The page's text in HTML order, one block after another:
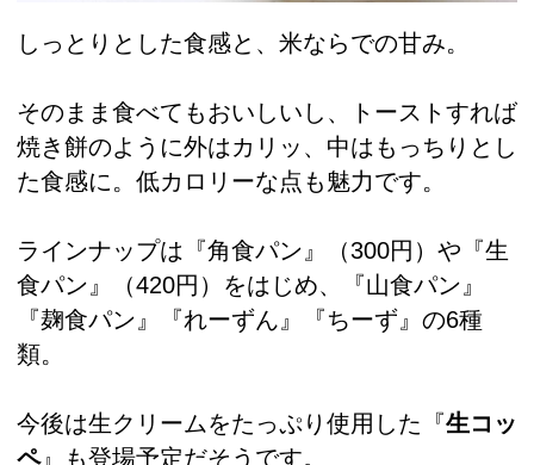
しっとりとした食感と、米ならでの甘み。
そのまま食べてもおいしいし、トーストすれば
焼き餅のように外はカリッ、中はもっちりとし
た食感に。低カロリーな点も魅力です。
ラインナップは『角食パン』（300円）や『生
食パン』（420円）をはじめ、『山食パン』
『麹食パン』『れーずん』『ちーず』の6種
類。
今後は生クリームをたっぷり使用した『生コッ
ペ』も登場予定だそうです。